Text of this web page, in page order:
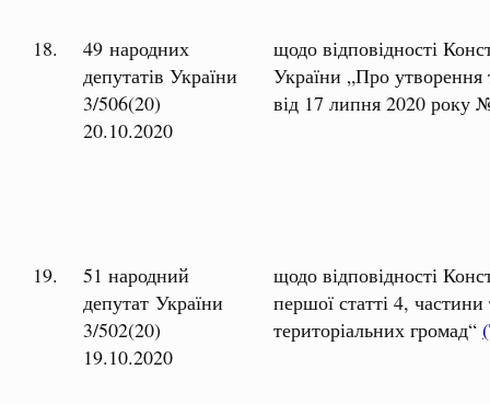
18.
49 народних
депутатів України
3/506(20)
20.10.2020
щодо відповідності
України „Про утворення
від 17 липня 2020 року
19.
51 народний
депутат України
3/502(20)
19.10.2020
щодо відповідності
першої статті 4,
територіальних громад“